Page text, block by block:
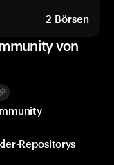
2 Börsen
von
Repositorys